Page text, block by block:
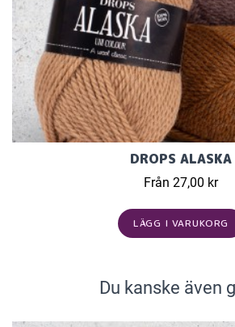
DROPS ALASKA
Från 27,00 kr
LÄGG I VARUKORG
Du kanske även